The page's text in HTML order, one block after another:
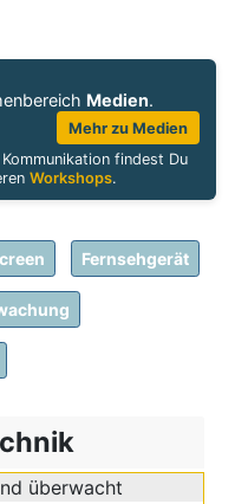
Medien.
Mehr zu Medien
findest Du
Workshops.
Fernsehgerät